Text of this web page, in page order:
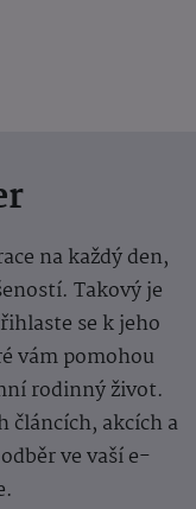
na každý den,
Takový je
se k jeho
vám pomohou
rodinný život.
článcích, akcích a
ve vaší e-